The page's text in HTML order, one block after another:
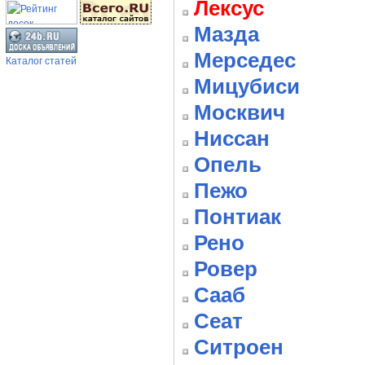
Каталог статей
Лексус
Мазда
Мерседес
Мицубиси
Москвич
Ниссан
Опель
Пежо
Понтиак
Рено
Ровер
Сааб
Сеат
Ситроен